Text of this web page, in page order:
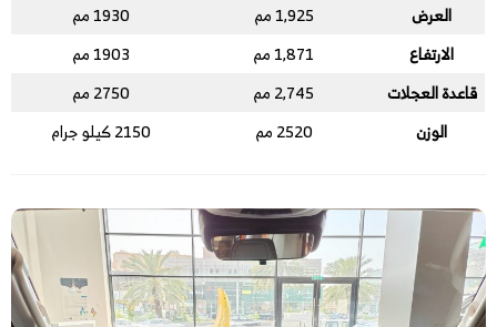
العرض
1,925 مم
1930 مم
الارتفاع
1,871 مم
1903 مم
قاعدة العجلات
2,745 مم
2750 مم
الوزن
2520 مم 2150 كيلو جرام